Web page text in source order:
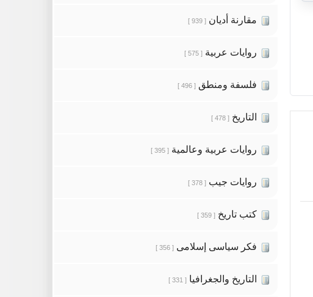
مقارنة أديان [ 939 ]
روايات عربية [ 575 ]
فلسفة ومنطق [ 496 ]
التاريخ [ 478 ]
روايات عربية وعالمية [ 395 ]
روايات جيب [ 378 ]
كتب تاريخ [ 359 ]
فكر سياسى إسلامى [ 356 ]
التاريخ والجغرافيا [ 331 ]